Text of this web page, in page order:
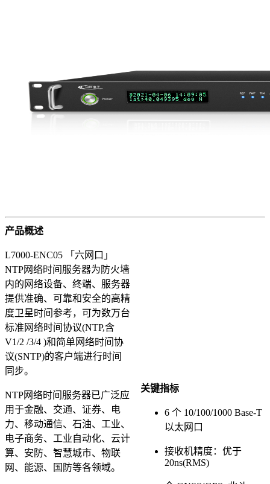
产品概述
L7000-ENC05 「六网口」
NTP网络时间服务器为防火墙
内的网络设备、终端、服务器
提供准确、可靠和安全的高精
度卫星时间参考，可为数万台
标准网络时间协议(NTP,含
V1/2 /3/4 )和简单网络时间协
议(SNTP)的客户端进行时间
同步。
NTP网络时间服务器已广泛应
用于金融、交通、证券、电
力、移动通信、石油、工业、
电子商务、工业自动化、云计
算、安防、智慧城市、物联
网、能源、国防等各领域。
关键指标
6 个 10/100/1000 Base-T
以太网口
接收机精度：优于
20ns(RMS)